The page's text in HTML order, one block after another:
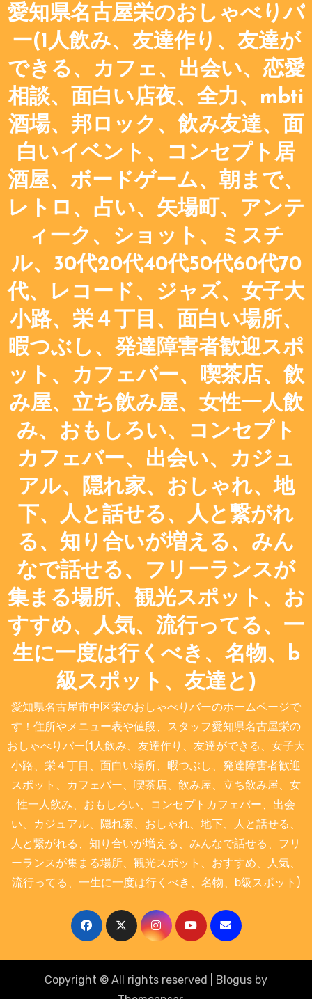
愛知県名古屋栄のおしゃべりバ
ー(1人飲み、友達作り、友達が
できる、カフェ、出会い、恋愛
相談、面白い店夜、全力、mbti
酒場、邦ロック、飲み友達、面
白いイベント、コンセプト居
酒屋、ボードゲーム、朝まで、
レトロ、占い、矢場町、アンテ
ィーク、ショット、ミスチ
ル、30代20代40代50代60代70
代、レコード、ジャズ、女子大
小路、栄４丁目、面白い場所、
暇つぶし、発達障害者歓迎スポ
ット、カフェバー、喫茶店、飲
み屋、立ち飲み屋、女性一人飲
み、おもしろい、コンセプト
カフェバー、出会い、カジュ
アル、隠れ家、おしゃれ、地
下、人と話せる、人と繋がれ
る、知り合いが増える、みん
なで話せる、フリーランスが
集まる場所、観光スポット、お
すすめ、人気、流行ってる、一
生に一度は行くべき、名物、b
級スポット、友達と)
愛知県名古屋市中区栄のおしゃべりバーのホームページで
す！住所やメニュー表や値段、スタッフ愛知県名古屋栄の
おしゃべりバー(1人飲み、友達作り、友達ができる、女子大
小路、栄４丁目、面白い場所、暇つぶし、発達障害者歓迎
スポット、カフェバー、喫茶店、飲み屋、立ち飲み屋、女
性一人飲み、おもしろい、コンセプトカフェバー、出会
い、カジュアル、隠れ家、おしゃれ、地下、人と話せる、
人と繋がれる、知り合いが増える、みんなで話せる、フリ
ーランスが集まる場所、観光スポット、おすすめ、人気、
流行ってる、一生に一度は行くべき、名物、b級スポット)
Copyright © All rights reserved Blogus by